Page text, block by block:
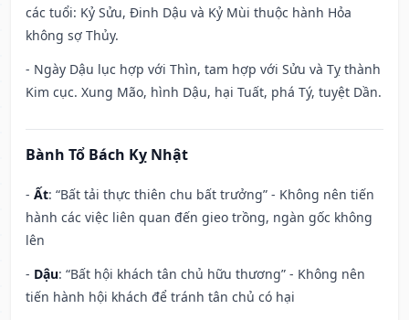
các tuổi: Kỷ Sửu, Đinh Dậu và Kỷ Mùi thuộc hành Hỏa
không sợ Thủy.
- Ngày Dậu lục hợp với Thìn, tam hợp với Sửu và Tỵ thành
Kim cục. Xung Mão, hình Dậu, hại Tuất, phá Tý, tuyệt Dần.
Bành Tổ Bách Kỵ Nhật
- Ất: “Bất tải thực thiên chu bất trưởng” - Không nên tiến
hành các việc liên quan đến gieo trồng, ngàn gốc không
lên
- Dậu: “Bất hội khách tân chủ hữu thương” - Không nên
tiến hành hội khách để tránh tân chủ có hại